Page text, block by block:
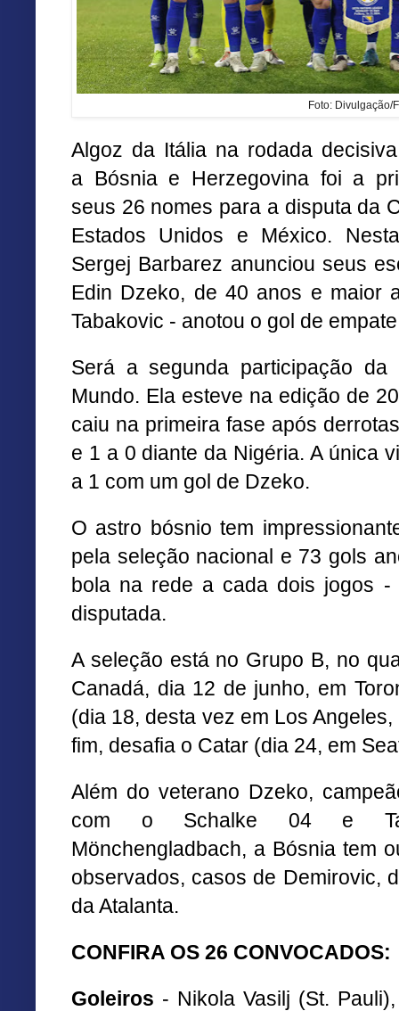
Foto: Divulgação/
Algoz da Itália na rodada
a Bósnia e Herzegovina foi a
seus 26 nomes para a disputa da
Estados Unidos e México.
Sergej Barbarez anunciou seus
Edin Dzeko, de 40 anos e maior
Tabakovic - anotou o gol de
Será a segunda participação
Mundo. Ela esteve na edição de
caiu na primeira fase após
e 1 a 0 diante da Nigéria. A única
a 1 com um gol de Dzeko.
O astro bósnio tem
pela seleção nacional e 73 gols
bola na rede a cada dois jogos -
disputada.
A seleção está no Grupo B, no
Canadá, dia 12 de junho, em
(dia 18, desta vez em Los
fim, desafia o Catar (dia 24, em
Além do veterano Dzeko,
com o Schalke 04 e
Mönchengladbach, a Bósnia tem
observados, casos de Demirovic,
da Atalanta.
CONFIRA OS 26 CONVOCADOS:
Goleiros - Nikola Vasilj (St.